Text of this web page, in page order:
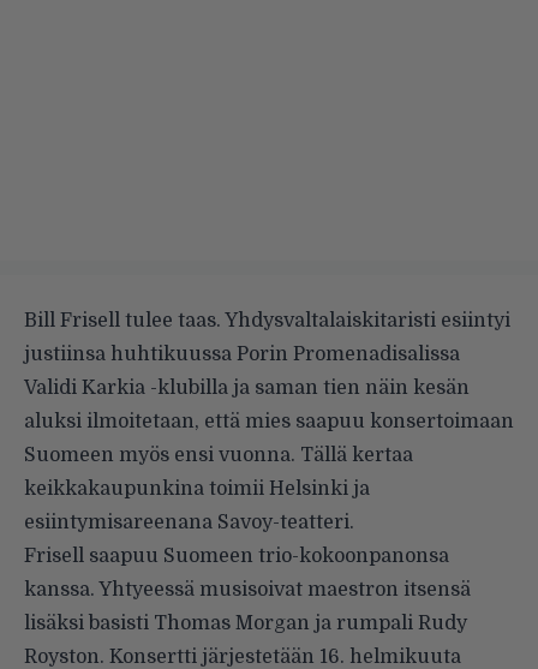
Bill Frisell tulee taas. Yhdysvaltalaiskitaristi esiintyi
justiinsa huhtikuussa Porin Promenadisalissa
Validi Karkia -klubilla ja saman tien näin kesän
aluksi ilmoitetaan, että mies saapuu konsertoimaan
Suomeen myös ensi vuonna. Tällä kertaa
keikkakaupunkina toimii Helsinki ja
esiintymisareenana Savoy-teatteri.
Frisell saapuu Suomeen trio-kokoonpanonsa
kanssa. Yhtyeessä musisoivat maestron itsensä
lisäksi basisti Thomas Morgan ja rumpali Rudy
Royston. Konsertti järjestetään 16. helmikuuta